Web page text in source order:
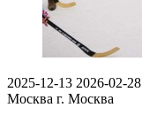
2025-12-13 2026-02-28
Москва г. Москва